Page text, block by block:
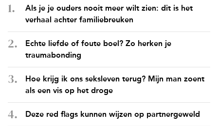
Als je je ouders nooit meer wilt zien: dit is het
verhaal achter familiebreuken
Echte liefde of foute boel? Zo herken je
traumabonding
Hoe krijg ik ons seksleven terug? Mijn man zoent
als een vis op het droge
Deze red flags kunnen wijzen op partnergeweld